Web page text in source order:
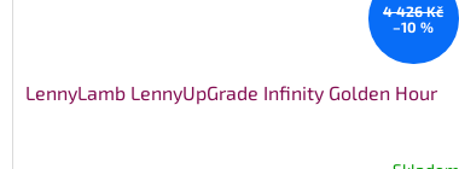
4 426 Kč
–10 %
LennyLamb LennyUpGrade Infinity Golden Hour